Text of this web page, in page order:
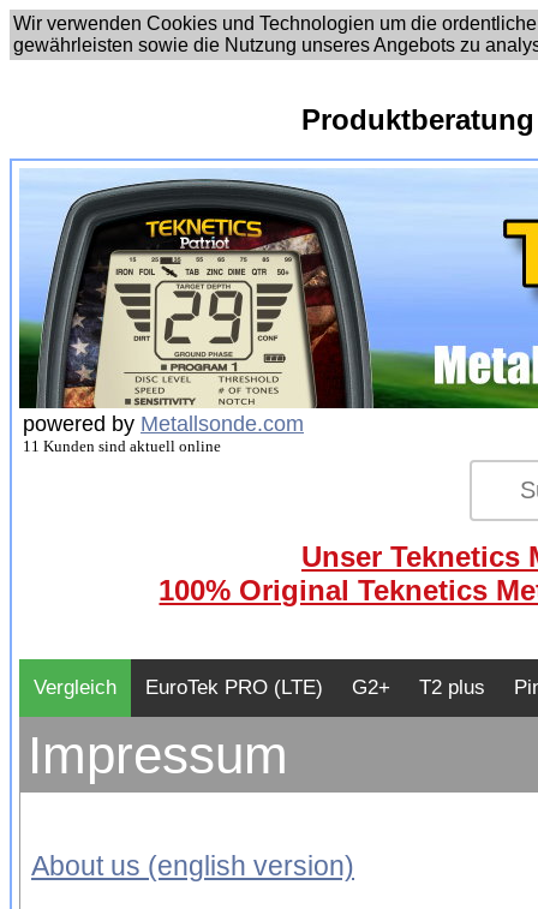
Wir verwenden Cookies und Technologien um die
gewährleisten sowie die Nutzung unseres Angebots zu
powered by Metallsonde.com
11 Kunden sind aktuell online
Unser Teknetics
100% Original Teknetics
Vergleich EuroTek PRO (LTE) G2+ T2 plus
Impressum
About us (english version)